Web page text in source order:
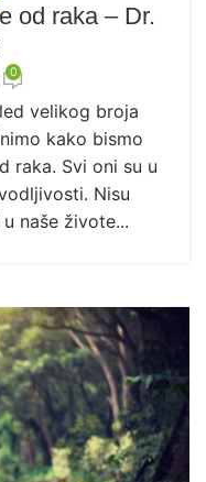
od raka – Dr.
0
velikog broja
kako bismo
raka. Svi oni su u
Nisu
naše živote...